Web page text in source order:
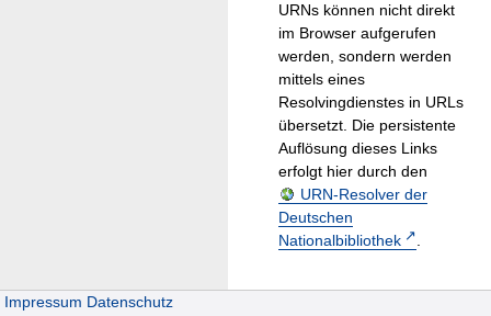
URNs können nicht direkt
im Browser aufgerufen
werden, sondern werden
mittels eines
Resolvingdienstes in URLs
übersetzt. Die persistente
Auflösung dieses Links
erfolgt hier durch den
URN-Resolver der
Deutschen
Nationalbibliothek
.
Impressum Datenschutz